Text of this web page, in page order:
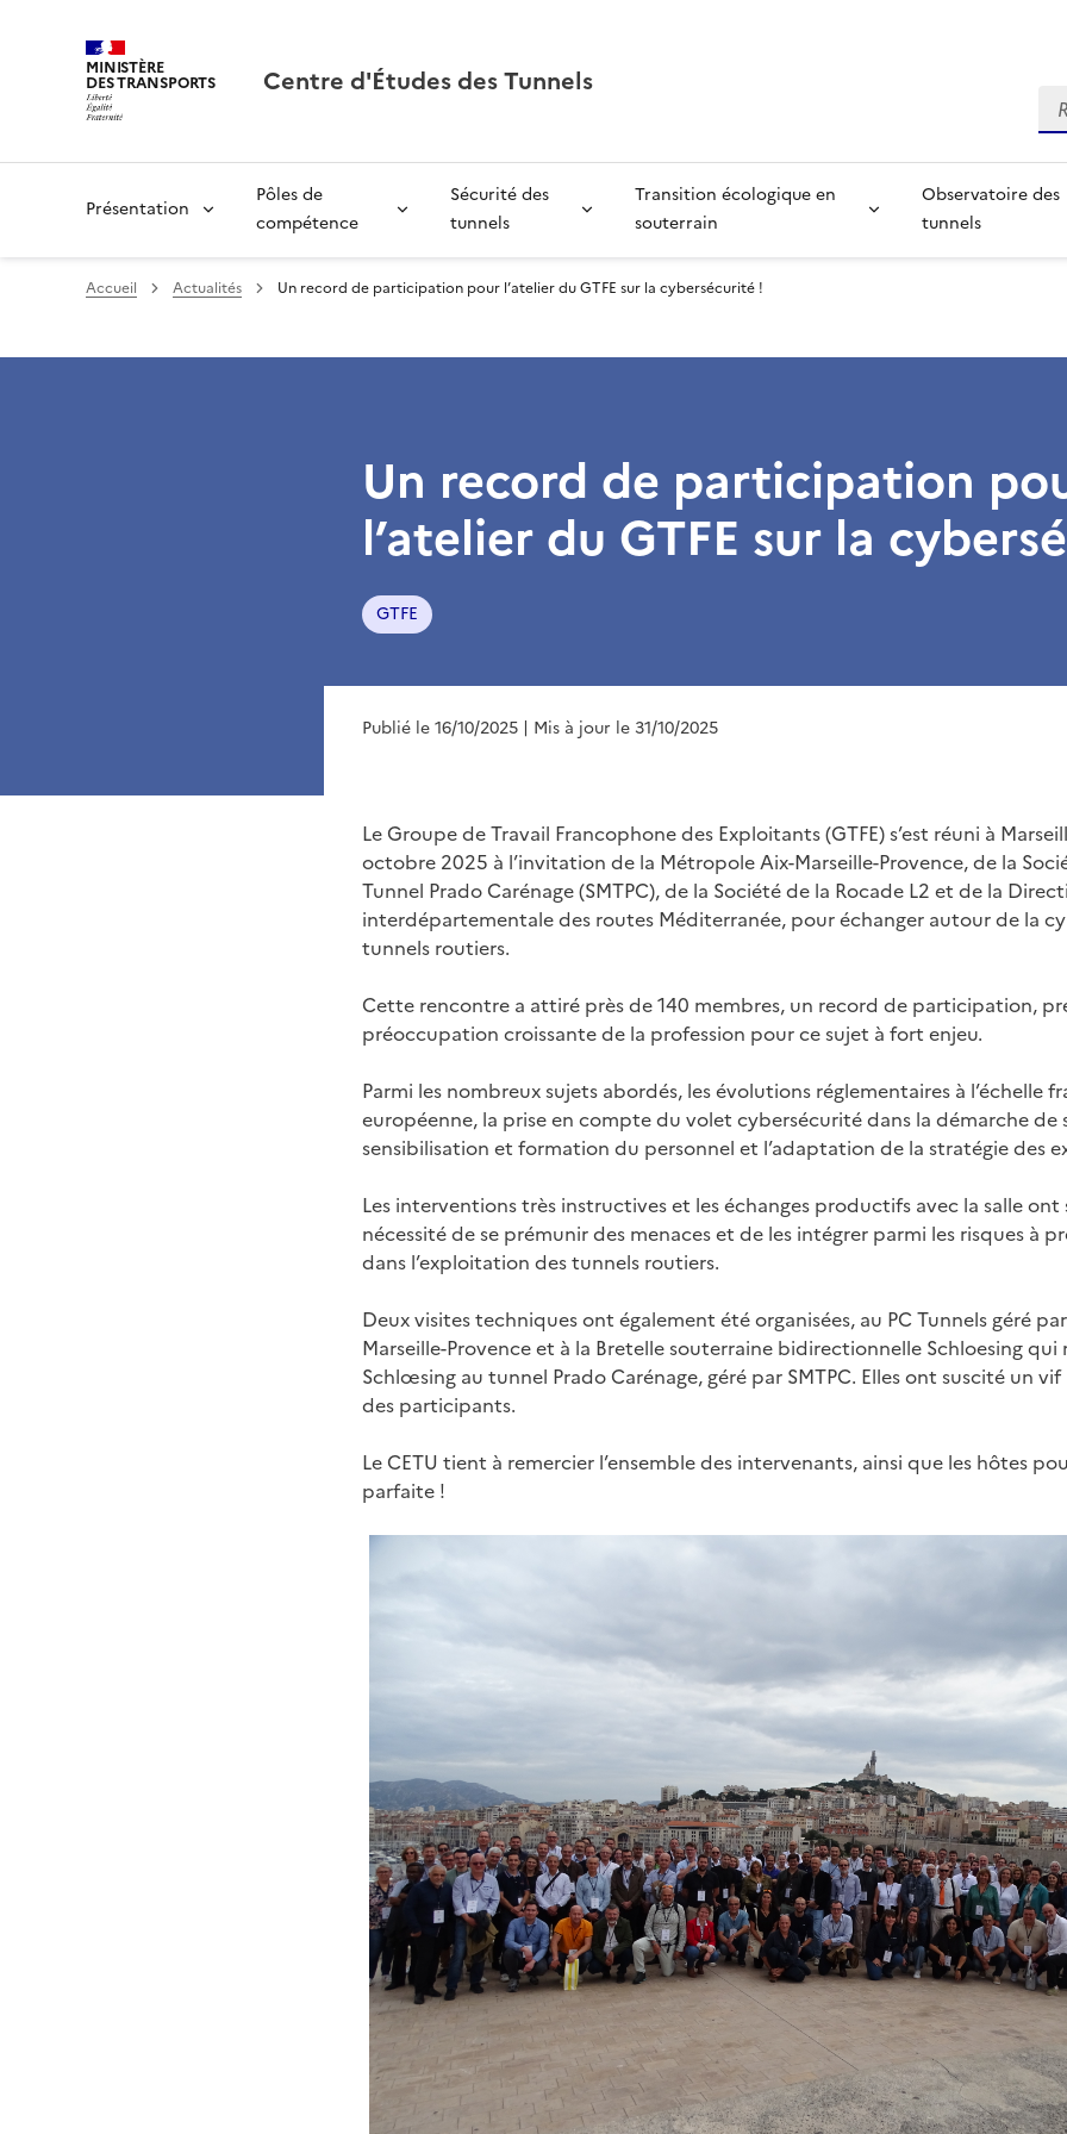
MINISTÈRE
DES TRANSPORTS Centre d'Études des Tunnels
Présentation
Pôles de
compétence
Sécurité des
tunnels
Transition écologique en
souterrain
Observatoire des
tunnels
Accueil Actualités Un record de participation pour l’atelier du GTFE sur la cybersécurité !
Un record de participation
l’atelier du GTFE sur la
GTFE
Publié le 16/10/2025 | Mis à jour le 31/10/2025
Le Groupe de Travail Francophone des Exploitants (GTFE) s’est réuni à
octobre 2025 à l’invitation de la Métropole Aix-Marseille-Provence, de la
Tunnel Prado Carénage (SMTPC), de la Société de la Rocade L2 et de la
interdépartementale des routes Méditerranée, pour échanger autour de la
tunnels routiers.
Cette rencontre a attiré près de 140 membres, un record de participation,
préoccupation croissante de la profession pour ce sujet à fort enjeu.
Parmi les nombreux sujets abordés, les évolutions réglementaires à l’échelle
européenne, la prise en compte du volet cybersécurité dans la démarche de
sensibilisation et formation du personnel et l’adaptation de la stratégie des
Les interventions très instructives et les échanges productifs avec la salle ont
nécessité de se prémunir des menaces et de les intégrer parmi les risques à
dans l’exploitation des tunnels routiers.
Deux visites techniques ont également été organisées, au PC Tunnels géré
Marseille-Provence et à la Bretelle souterraine bidirectionnelle Schloesing qui
Schlœsing au tunnel Prado Carénage, géré par SMTPC. Elles ont suscité un
des participants.
Le CETU tient à remercier l’ensemble des intervenants, ainsi que les hôtes
parfaite !